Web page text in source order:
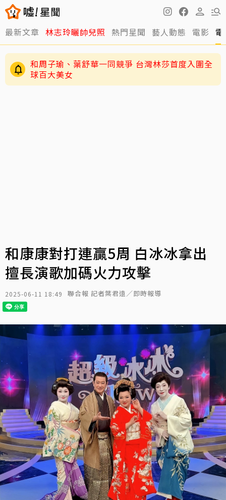
最新文章 林志玲曬帥兒照 熱門星聞 藝人動態 電影
和周子瑜、葉舒華一同競爭 台灣林莎首度入圍全
球百大美女
和康康對打連贏5周 白冰冰拿出
擅長演歌加碼火力攻擊
2025-06-11 18:49 聯合報 記者葉君遠／即時報導